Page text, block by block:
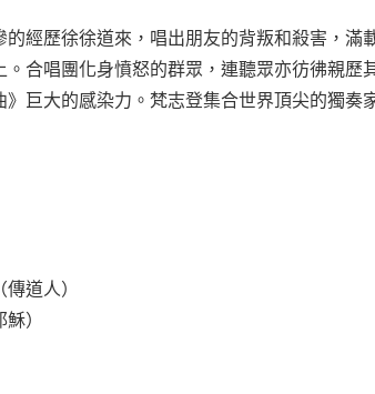
的經歷徐徐道來，唱出朋友的背叛和殺害，滿
合唱團化身憤怒的群眾，連聽眾亦彷彿親歷
》巨大的感染力。梵志登集合世界頂尖的獨奏
道人）
）